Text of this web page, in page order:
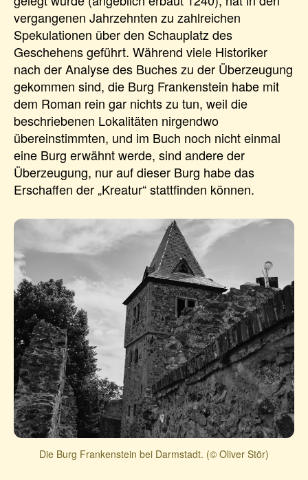
vergangenen Jahrzehnten zu zahlreichen
Spekulationen über den Schauplatz des
Geschehens geführt. Während viele Historiker
nach der Analyse des Buches zu der Überzeugung
gekommen sind, die Burg Frankenstein habe mit
dem Roman rein gar nichts zu tun, weil die
beschriebenen Lokalitäten nirgendwo
übereinstimmten, und im Buch noch nicht einmal
eine Burg erwähnt werde, sind andere der
Überzeugung, nur auf dieser Burg habe das
Erschaffen der „Kreatur“ stattfinden können.
Die Burg Frankenstein bei Darmstadt. (© Oliver Stör)